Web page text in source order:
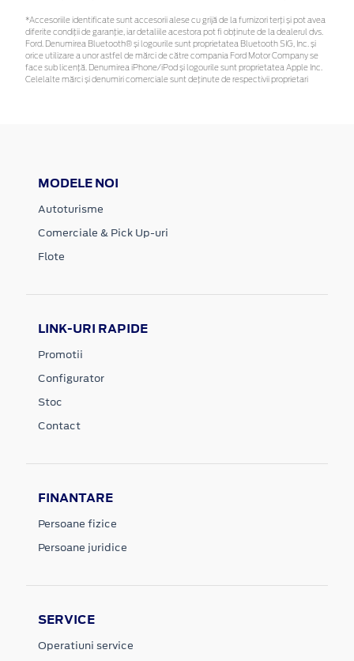
*Accesoriile identificate sunt accesorii alese cu grijă de la furnizori terți și pot avea
diferite condiții de garanție, iar detaliile acestora pot fi obținute de la dealerul dvs.
Ford. Denumirea Bluetooth® și logourile sunt proprietatea Bluetooth SIG, Inc. și
orice utilizare a unor astfel de mărci de către compania Ford Motor Company se
face sub licență. Denumirea iPhone/iPod și logourile sunt proprietatea Apple Inc.
Celelalte mărci și denumiri comerciale sunt deținute de respectivii proprietari
MODELE NOI
Autoturisme
Comerciale & Pick Up-uri
Flote
LINK-URI RAPIDE
Promotii
Configurator
Stoc
Contact
FINANTARE
Persoane fizice
Persoane juridice
SERVICE
Operatiuni service